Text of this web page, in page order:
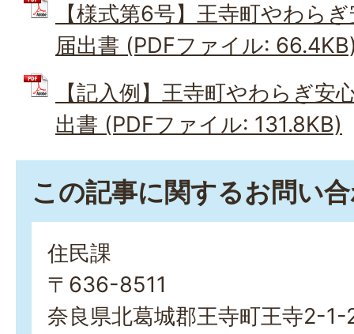
【様式第6号】王寺町やわら
届出書 (PDFファイル:
【記入例】王寺町やわらぎ安
出書 (PDFファイル: 131.8KB)
この記事に関するお問い
住民課
〒636-8511
奈良県北葛城郡王寺町王寺2-